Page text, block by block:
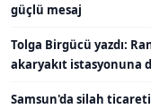
güçlü mesaj
Tolga Birgücü yazdı:
akaryakıt istasyonuna
Samsun'da silah